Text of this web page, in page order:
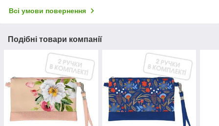
Всі умови повернення
Подібні товари компанії